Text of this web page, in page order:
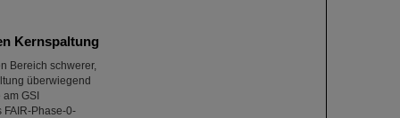
Kernspaltung
Bereich schwerer,
überwiegend
GSI
FAIR-Phase-0-